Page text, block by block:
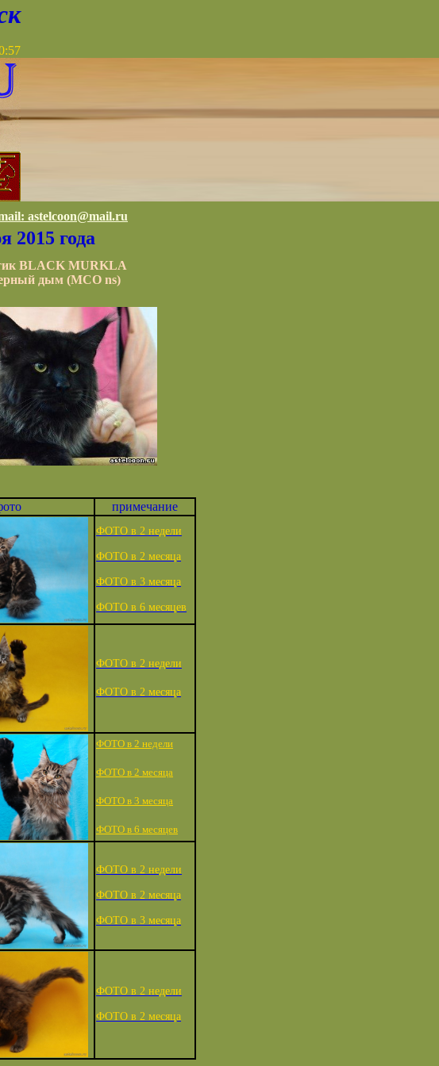
astelcoon@mail.ru
2015 года
BLACK MURKLA
дым (MCO ns)
примечание
ФОТО в 2 недели
ФОТО в 2 месяца
ФОТО в 3 месяца
ФОТО в 6 месяцев
ФОТО в 2 недели
ФОТО в 2 месяца
ФОТО в 2 недели
ФОТО в 2 месяца
ФОТО в 3 месяца
ФОТО в 6 месяцев
ФОТО в 2 недели
ФОТО в 2 месяца
ФОТО в 3 месяца
ФОТО в 2 недели
ФОТО в 2 месяца